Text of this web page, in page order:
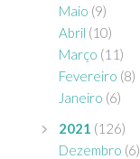
Maio (9)
Abril (10)
Março (11)
Fevereiro (8)
Janeiro (6)
2021 (126)
Dezembro (6)